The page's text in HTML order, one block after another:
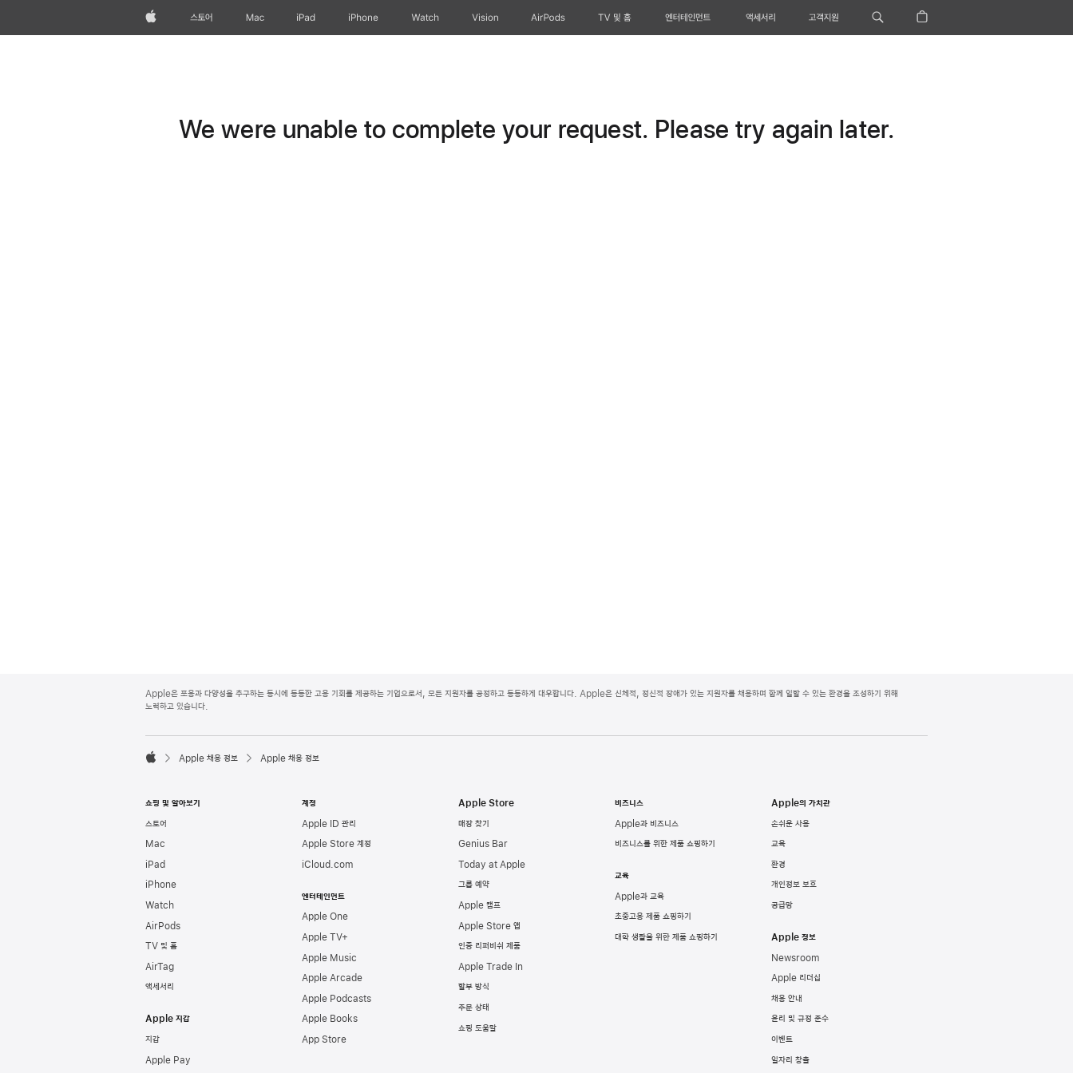
Apple스토어 Mac iPad iPhone Watch Vision AirPods TV 및 홈 엔터테인먼트 액세서리 고객지원
We were unable to complete your request. Please try again later.
p
p
o
r
Apple은 포용과 다양성을 추구하는 동시에 동등한 고용 기회를 제공하는 기업으로서, 모든 지원자를 공정하고 동등하게 대우합니다. Apple은 신체적, 정신적 장애가 있는 지원자를 채용하며 함께 일할 수 있는 환경을 조성하기 위해
노력하고 있습니다.

l
e
Apple 채용 정보 Apple 채용 정보
쇼핑 및 알아보기
스토어
Mac
iPad
iPhone
Watch
AirPods
TV 및 홈
AirTag
액세서리
Apple 지갑
지갑
Apple Pay
계정
Apple ID 관리
Apple Store 계정
iCloud.com
엔터테인먼트
Apple One
Apple TV+
Apple Music
Apple Arcade
Apple Podcasts
Apple Books
App Store
Apple Store
매장 찾기
Genius Bar
Today at Apple
그룹 예약
Apple 캠프
Apple Store 앱
인증 리퍼비쉬 제품
Apple Trade In
할부 방식
주문 상태
쇼핑 도움말
비즈니스
Apple과 비즈니스
비즈니스를 위한 제품 쇼핑하기
교육
Apple과 교육
초중고용 제품 쇼핑하기
대학 생활을 위한 제품 쇼핑하기
Apple의 가치관
손쉬운 사용
교육
환경
개인정보 보호
공급망
Apple 정보
Newsroom
Apple 리더십
채용 안내
윤리 및 규정 준수
이벤트
일자리 창출